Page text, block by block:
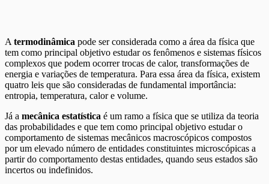
A termodinâmica pode ser considerada como a área da física que
tem como principal objetivo estudar os fenômenos e sistemas físicos
complexos que podem ocorrer trocas de calor, transformações de
energia e variações de temperatura. Para essa área da física, existem
quatro leis que são consideradas de fundamental importância:
entropia, temperatura, calor e volume.
Já a mecânica estatística é um ramo a física que se utiliza da teoria
das probabilidades e que tem como principal objetivo estudar o
comportamento de sistemas mecânicos macroscópicos compostos
por um elevado número de entidades constituintes microscópicas a
partir do comportamento destas entidades, quando seus estados são
incertos ou indefinidos.